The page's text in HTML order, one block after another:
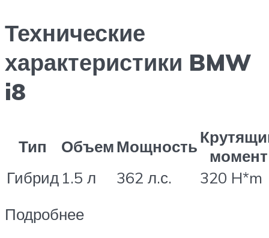
Технические
характеристики BMW
i8
Тип ОбъемМощность
момент
Гибрид 1.5 л 362 л.с.
320 H*m
Подробнее